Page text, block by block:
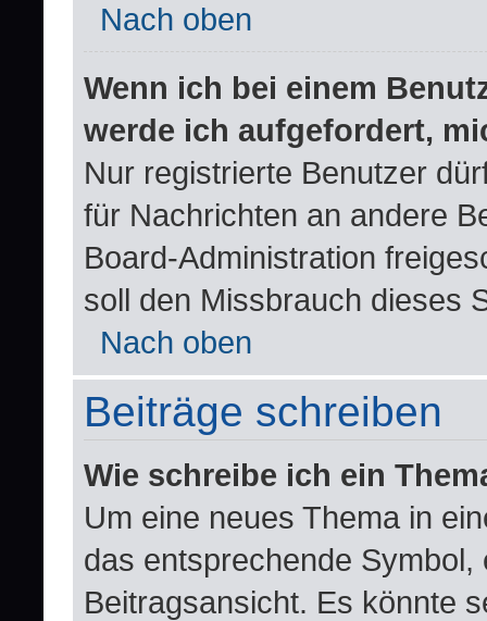
Nach oben
Wenn ich bei einem
werde ich aufgefordert,
Nur registrierte Benutzer
für Nachrichten an andere
Board-Administration
soll den Missbrauch dieses
Nach oben
Beiträge schreiben
Wie schreibe ich ein
Um eine neues Thema in
das entsprechende
Beitragsansicht. Es könnte